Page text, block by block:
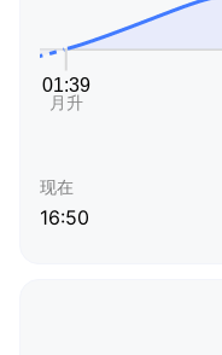
现在
16:50